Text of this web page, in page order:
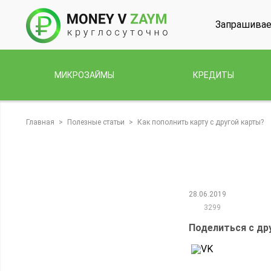
МИКРОЗАЙМЫ КРЕДИТЫ
Главная > Полезные статьи > Как пополнить карту с другой карты?
28.06.2019
3299
Поделиться с